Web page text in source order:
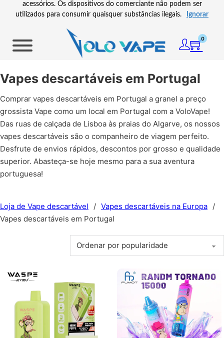
acessórios. Os dispositivos do comerciante não podem ser
utilizados para consumir quaisquer substâncias ilegais.
Ignorar
0
Vapes descartáveis em Portugal
Comprar vapes descartáveis em Portugal a granel a preço
grossista Vape como um local em Portugal com a VoloVape!
Das ruas de calçada de Lisboa às praias do Algarve, os nossos
vapes descartáveis são o companheiro de viagem perfeito.
Desfrute de envios rápidos, descontos por grosso e qualidade
superior. Abasteça-se hoje mesmo para a sua aventura
portuguesa!
Loja de Vape descartável / Vapes descartáveis na Europa /
Vapes descartáveis em Portugal